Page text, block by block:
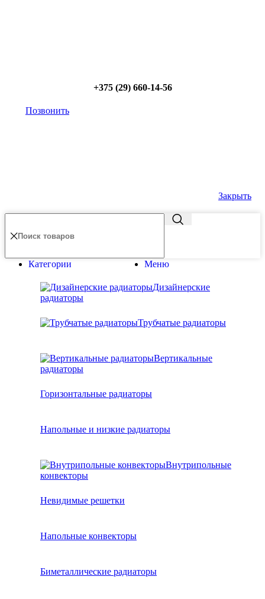
+375 (29) 660-14-56
Позвонить
Закрыть
Меню
Категории
Дизайнерские
радиаторы
Трубчатые радиаторы
Вертикальные
радиаторы
Горизонтальные радиаторы
Напольные и низкие радиаторы
Внутрипольные
конвекторы
Невидимые решетки
Напольные конвекторы
Биметаллические радиаторы